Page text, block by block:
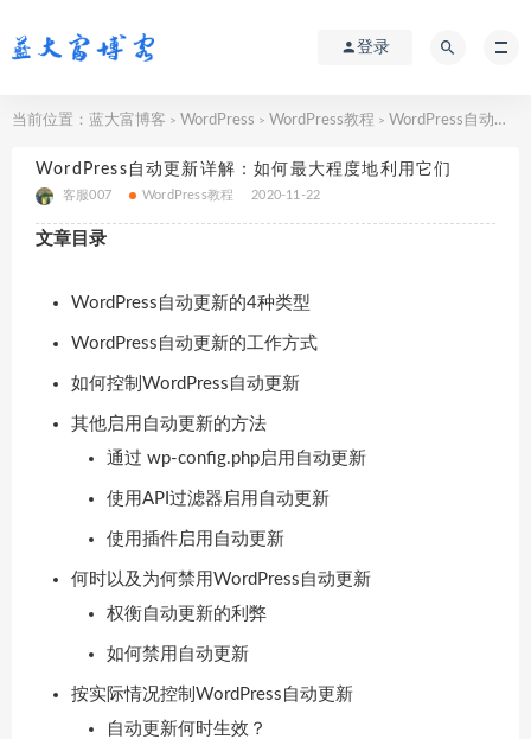
登录
当前位置： 蓝大富博客 > WordPress > WordPress教程 > WordPress自动更新详解：如何最大程度地利用它们
WordPress自动更新详解：如何最大程度地利用它们
客服007 WordPress教程 2020-11-22
文章目录
WordPress自动更新的4种类型
WordPress自动更新的工作方式
如何控制WordPress自动更新
其他启用自动更新的方法
通过 wp-config.php启用自动更新
使用API​​过滤器启用自动更新
使用插件启用自动更新
何时以及为何禁用WordPress自动更新
权衡自动更新的利弊
如何禁用自动更新
按实际情况控制WordPress自动更新
自动更新何时生效？